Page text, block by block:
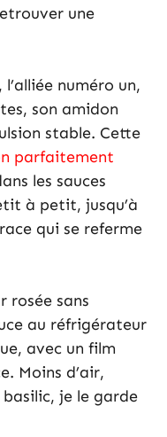
une
numéro un,
son amidon
stable. Cette
parfaitement
les sauces
à petit, jusqu’à
qui se referme
rosée sans
au réfrigérateur
avec un film
Moins d’air,
je le garde